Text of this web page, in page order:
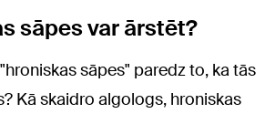
sāpes var ārstēt?
sāpes" paredz to, ka tās
Kā skaidro algologs, hroniskas